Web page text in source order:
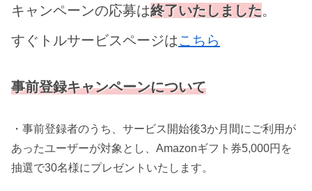
キャンペーンの応募は終了いたしました。
すぐトルサービスページはこちら
事前登録キャンペーンについて
・事前登録者のうち、サービス開始後3か月間にご利用が
あったユーザーが対象とし、Amazonギフト券5,000円を
抽選で30名様にプレゼントいたします。